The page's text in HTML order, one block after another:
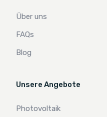
Über uns
FAQs
Blog
Unsere Angebote
Photovoltaik